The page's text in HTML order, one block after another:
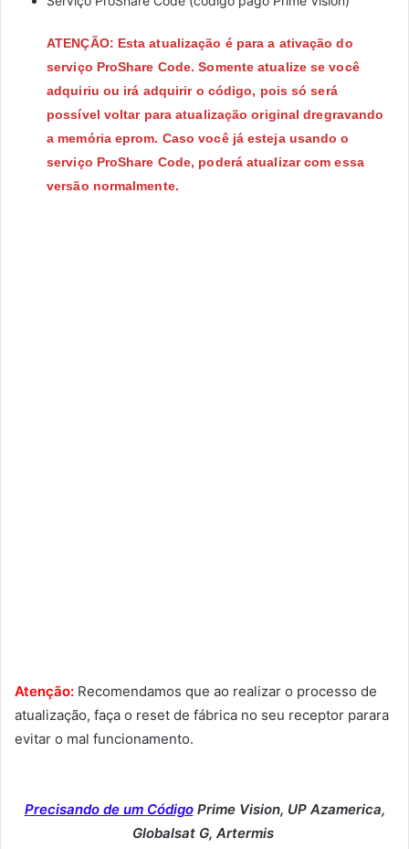
ATENÇÃO: Esta atualização é para a ativação do
serviço ProShare Code. Somente atualize se você
adquiriu ou irá adquirir o código, pois só será
possível voltar para atualização original dregravando
a memória eprom. Caso você já esteja usando o
serviço ProShare Code, poderá atualizar com essa
versão normalmente.
Atenção: Recomendamos que ao realizar o processo de
atualização, faça o reset de fábrica no seu receptor parara
evitar o mal funcionamento.
Precisando de um Código Prime Vision, UP Azamerica,
Globalsat G, Artermis